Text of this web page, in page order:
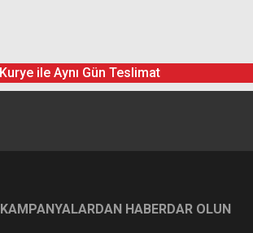
Kurye ile Aynı Gün Teslimat
KAMPANYALARDAN HABERDAR OLUN